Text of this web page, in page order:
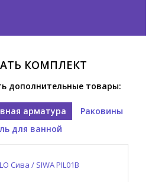
КОМПЛЕКТ
дополнительные товары:
арматура
Раковины
для ванной
Сива / SIWA PIL01B
CIELO Вода / SHUI SHBA40
Гибкая система / Multiplo